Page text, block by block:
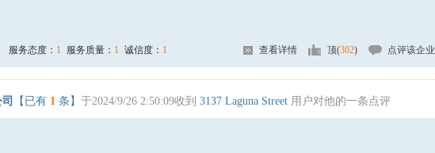
服务态度： 1 服务质量： 1 诚信度： 1 查看详情 顶(302) 点评该企业
【已有 1 条】 于2024/9/26 2:50:09收到 3137 Laguna Street 用户对他的一条点评